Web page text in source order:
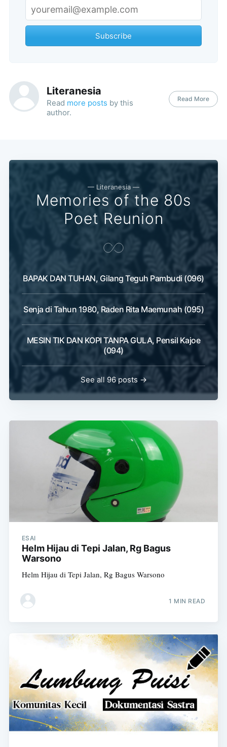
Subscribe
Literanesia
Read more posts by this
author.
Read More
— Literanesia —
Memories of the 80s
Poet Reunion
BAPAK DAN TUHAN, Gilang Teguh Pambudi (096)
Senja di Tahun 1980, Raden Rita Maemunah (095)
MESIN TIK DAN KOPI TANPA GULA, Pensil Kajoe
(094)
See all 96 posts →
ESAI
Helm Hijau di Tepi Jalan, Rg Bagus
Warsono
Helm Hijau di Tepi Jalan, Rg Bagus Warsono
1 MIN READ